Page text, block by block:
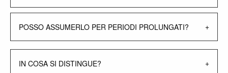
POSSO ASSUMERLO PER PERIODI PROLUNGATI?
IN COSA SI DISTINGUE?